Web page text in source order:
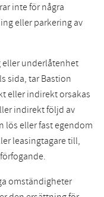
inte för några
eller parkering av
eller underlåtenhet
sida, tar Bastion
eller indirekt orsakas
indirekt följd av
lös eller fast egendom
leasingtagare till,
omständigheter